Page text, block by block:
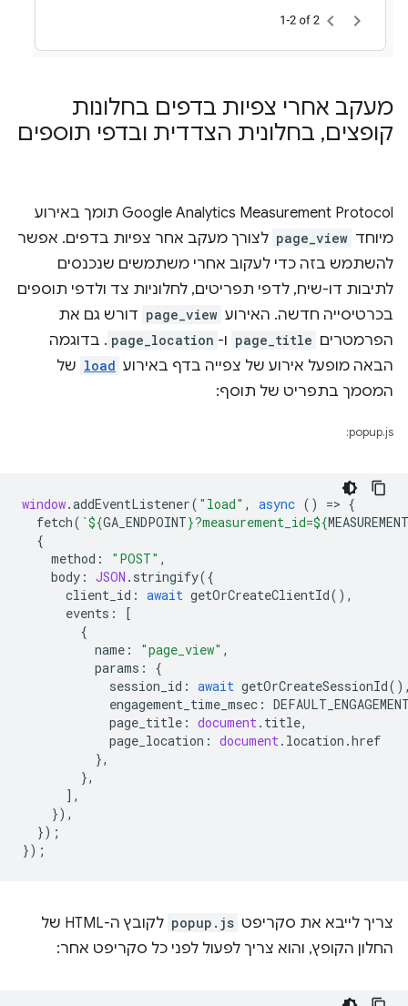
מעקב אחרי צפיות בדפים בחלונות
קופצים, בחלונית הצדדית ובדפי תוספים
‫Google Analytics Measurement Protocol תומך באירוע
מיוחד page_view לצורך מעקב אחר צפיות בדפים. אפשר
להשתמש בזה כדי לעקוב אחרי משתמשים שנכנסים
לתיבות דו-שיח, לדפי תפריטים, לחלוניות צד ולדפי תוספים
בכרטיסייה חדשה. האירוע page_view דורש גם את
הפרמטרים page_title ו- page_location . בדוגמה
הבאה מופעל אירוע של צפייה בדף באירוע load של
המסמך בתפריט של תוסף:
popup.js:
window.addEventListener( "load" , async () => {
fetch( `${GA_ENDPOINT}?measurement_id=${
{
method : "POST" ,
body : JSON . stringify({
client_id : await getOrCreateClientId(),
events :
[
{
name : "page_view" ,
params :
{
session_id : await getOrCreateSessionId
engagement_time_msec :
page_title : document. title,
page_location : document. location .href
},
},
],
}),
});
});
צריך לייבא את סקריפט popup.js
לקובץ ה-HTML של
החלון הקופץ, והוא צריך לפעול לפני כל סקריפט אחר: